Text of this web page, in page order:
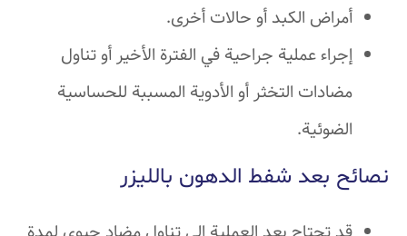
أمراض الكبد أو حالات أخرى.
إجراء عملية جراحية في الفترة الأخير أو تناول
مضادات التخثر أو الأدوية المسببة للحساسية
الضوئية.
نصائح بعد شفط الدهون بالليزر